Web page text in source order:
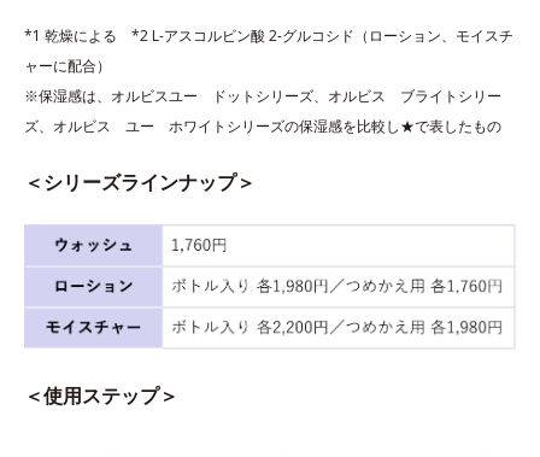
*1 乾燥による *2 L-アスコルビン酸 2-グルコシド（ローション、モイスチ
ャーに配合）
※保湿感は、オルビスユー ドットシリーズ、オルビス ブライトシリー
ズ、オルビス ユー ホワイトシリーズの保湿感を比較し★で表したもの
＜シリーズラインナップ＞
＜使用ステップ＞